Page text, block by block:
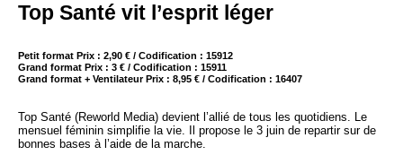
Top Santé vit l’esprit léger
Petit format Prix : 2,90 € / Codification : 15912
Grand format Prix : 3 € / Codification : 15911
Grand format + Ventilateur Prix : 8,95 € / Codification : 16407
Top Santé (Reworld Media) devient l’allié de tous les quotidiens. Le
mensuel féminin simplifie la vie. Il propose le 3 juin de repartir sur de
bonnes bases à l’aide de la marche.